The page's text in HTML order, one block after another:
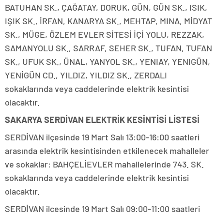
BATUHAN SK., ÇAĞATAY, DORUK, GÜN, GÜN SK., ISIK,
IŞIK SK., İRFAN, KANARYA SK., MEHTAP, MINA, MİDYAT
SK., MÜGE, ÖZLEM EVLER SİTESİ İÇİ YOLU, REZZAK,
SAMANYOLU SK., SARRAF, SEHER SK., TUFAN, TUFAN
SK., UFUK SK., ÜNAL, YANYOL SK., YENIAY, YENIGÜN,
YENİGÜN CD., YILDIZ, YILDIZ SK., ZERDALI
sokaklarında veya caddelerinde elektrik kesintisi
olacaktır.
SAKARYA SERDİVAN ELEKTRİK KESİNTİSİ LİSTESİ
SERDİVAN ilçesinde 19 Mart Salı 13:00-16:00 saatleri
arasında elektrik kesintisinden etkilenecek mahalleler
ve sokaklar: BAHÇELİEVLER mahallelerinde 743. SK.
sokaklarında veya caddelerinde elektrik kesintisi
olacaktır.
SERDİVAN ilçesinde 19 Mart Salı 09:00-11:00 saatleri